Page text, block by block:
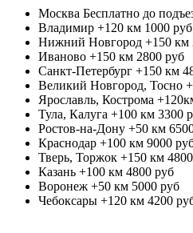
Москва Бесплатно до
Владимир +120 км 1000 руб
Нижний Новгород +150 км
Иваново +150 км 2800 руб
Санкт-Петербург +150 км
Великий Новгород, Тосно
Ярославль, Кострома
Тула, Калуга +100 км 3300
Ростов-на-Дону +50 км
Краснодар +100 км 9000
Тверь, Торжок +150 км
Казань +100 км 4800 руб
Воронеж +50 км 5000 руб
Чебоксары +120 км 4200